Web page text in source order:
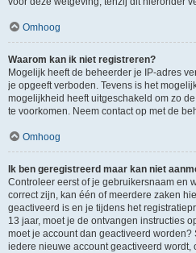
Omhoog
Waarom kan ik niet registreren?
Mogelijk heeft de beheerder je IP-adres
je opgeeft verboden. Tevens is het
mogelijkheid heeft uitgeschakeld om zo
te voorkomen. Neem contact op met de
Omhoog
Ik ben geregistreerd maar kan niet
Controleer eerst of je gebruikersnaam en
correct zijn, kan één of meerdere zaken
geactiveerd is en je tijdens het
13 jaar, moet je de ontvangen instructies
moet je account dan geactiveerd
iedere nieuwe account geactiveerd wordt,